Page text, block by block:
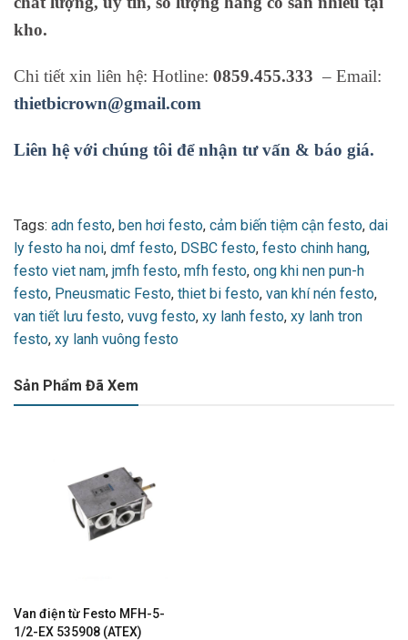
kho.
Chi tiết xin liên hệ: Hotline: 0859.455.333 – Email:
thietbicrown@gmail.com
Liên hệ với chúng tôi để nhận tư vấn & báo giá.
Tags: adn festo, ben hơi festo, cảm biến tiệm cận festo, dai
ly festo ha noi, dmf festo, DSBC festo, festo chinh hang,
festo viet nam, jmfh festo, mfh festo, ong khi nen pun-h
festo, Pneusmatic Festo, thiet bi festo, van khí nén festo,
van tiết lưu festo, vuvg festo, xy lanh festo, xy lanh tron
festo, xy lanh vuông festo
Sản Phẩm Đã Xem
Van điện từ Festo MFH-5-
1/2-EX 535908 (ATEX)